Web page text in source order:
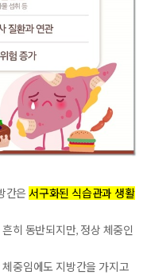
간은서구화된 식습관과 생활
히 동반되지만, 정상 체중인
중임에도 지방간을 가지고